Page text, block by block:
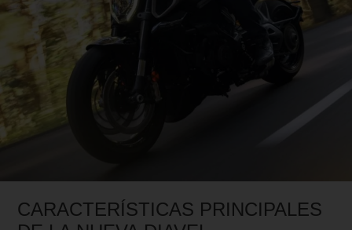
CARACTERÍSTICAS PRINCIPALES